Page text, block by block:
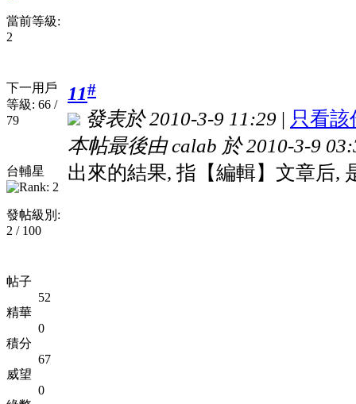
當前等級:
2
下一用戶
等級: 66 /
79
台輔星
發帖級別:
2 / 100
帖子
52
精華
0
積分
67
威望
0
11#
發表於 2010-3-9 11:29 | 只看該
本帖最後由 calab 於 2010-3-9
出來的結果, 指【編輯】文章后,